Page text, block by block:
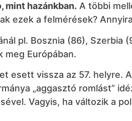
mint hazánkban. A többi
ezek a felmérések?
pl. Bosznia (86), Szerbia
meg Európában.
esett vissza az 57. helyre.
„aggasztó romlást”
Vagyis, ha változik a